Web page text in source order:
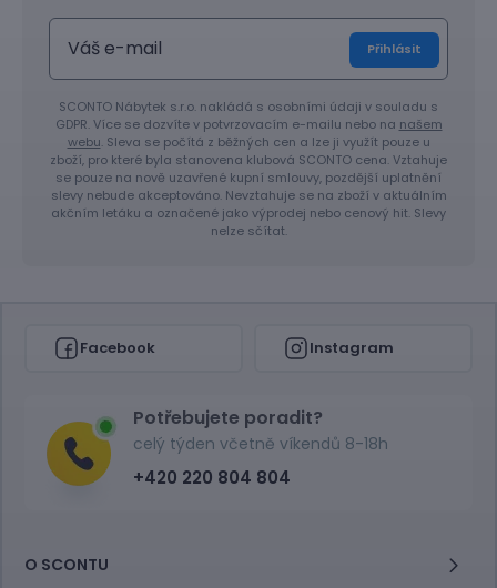
Přihlásit
SCONTO Nábytek s.r.o. nakládá s osobními údaji v souladu s
GDPR. Více se dozvíte v potvrzovacím e-mailu nebo na našem
webu. Sleva se počítá z běžných cen a lze ji využít pouze u
zboží, pro které byla stanovena klubová SCONTO cena. Vztahuje
se pouze na nově uzavřené kupní smlouvy, pozdější uplatnění
slevy nebude akceptováno. Nevztahuje se na zboží v aktuálním
akčním letáku a označené jako výprodej nebo cenový hit. Slevy
nelze sčítat.
Facebook Instagram
Potřebujete poradit?
celý týden včetně víkendů 8-18h
+420 220 804 804
O SCONTU